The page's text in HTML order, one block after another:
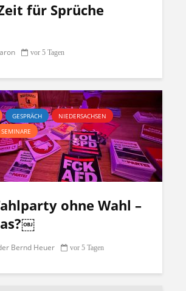
für Sprüche
vor 5 Tagen
GESPRÄCH
NIEDERSACHSEN
SEMINARE
ohne Wahl –
Bernd Heuer vor 5 Tagen